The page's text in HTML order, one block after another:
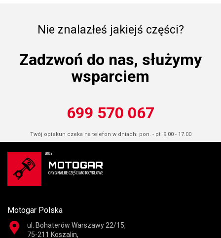
Nie znalazłeś jakiejś części?
Zadzwoń do nas, służymy
wsparciem
699 570 067
Twój opiekun czeka na telefon w dniach: pon. - pt. 9.00 - 17.00
Motogar Polska
ul. Bohaterów Warszawy 22/15,
75-211 Koszalin,